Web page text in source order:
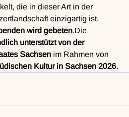
die in dieser Art in der
einzigartig ist.
wird gebeten.Die
unterstützt von der
Sachsen im Rahmen von
Kultur in Sachsen 2026.